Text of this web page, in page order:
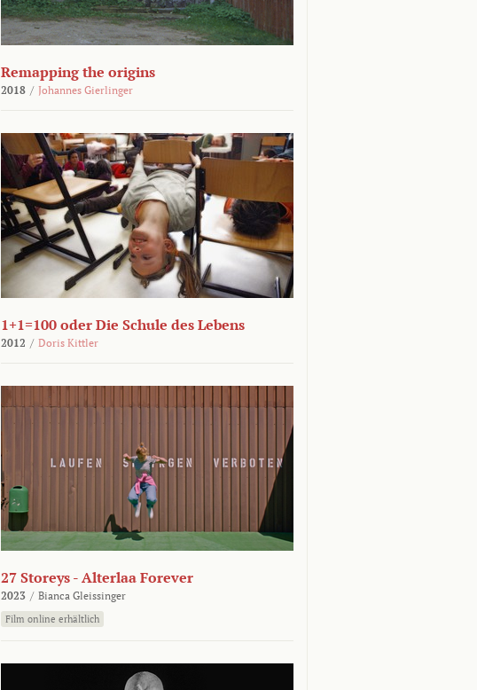
Remapping the origins
2018 / Johannes Gierlinger
1+1=100 oder Die Schule des Lebens
2012 / Doris Kittler
27 Storeys - Alterlaa Forever
2023 / Bianca Gleissinger
Film online erhältlich